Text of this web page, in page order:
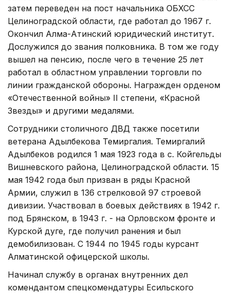
затем переведен на пост начальника ОБХСС
Целиноградской области, где работал до 1967 г.
Окончил Алма-Атинский юридический институт.
Дослужился до звания полковника. В том же году
вышел на пенсию, после чего в течение 25 лет
работал в областном управлении торговли по
линии гражданской обороны. Награжден орденом
«Отечественной войны» II степени, «Красной
Звезды» и другими медалями.
Сотрудники столичного ДВД также посетили
ветерана Адылбекова Темиргалия. Темиргалий
Адылбеков родился 1 мая 1923 года в с. Койгельды
Вишневского района, Целиноградской области. 15
мая 1942 года был призван в ряды Красной
Армии, служил в 136 стрелковой 97 строевой
дивизии. Участвовал в боевых действиях в 1942 г.
под Брянском, в 1943 г. - на Орловском фронте и
Курской дуге, где получил ранения и был
демобилизован. С 1944 по 1945 годы курсант
Алматинской офицерской школы.
Начинал службу в органах внутренних дел
комендантом спецкомендатуры Есильского